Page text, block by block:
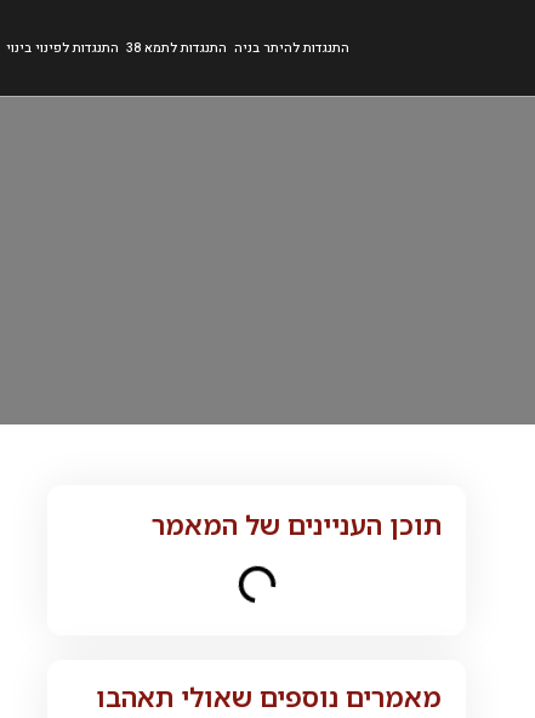
התנגדות להיתר בניה התנגדות לתמא 38 התנגדות לפינוי בינוי
תוכן העניינים של המאמר
מאמרים נוספים שאולי תאהבו